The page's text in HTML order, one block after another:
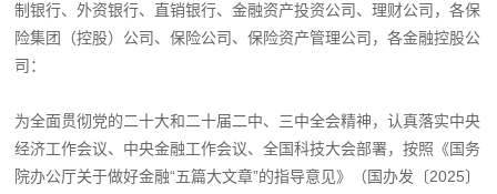
制银行、外资银行、直销银行、金融资产投资公司、理财公司，各保
险集团（控股）公司、保险公司、保险资产管理公司，各金融控股公
司：
为全面贯彻党的二十大和二十届二中、三中全会精神，认真落实中央
经济工作会议、中央金融工作会议、全国科技大会部署，按照《国务
院办公厅关于做好金融“五篇大文章”的指导意见》（国办发〔2025〕